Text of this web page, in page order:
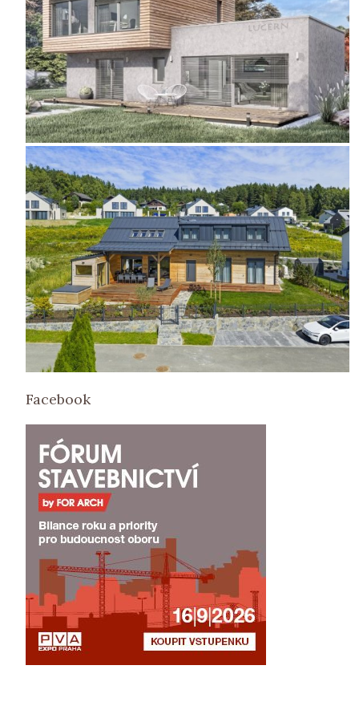
Facebook